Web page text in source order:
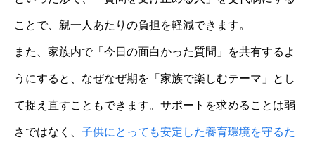
ことで、親一人あたりの負担を軽減できます。
また、家族内で「今日の面白かった質問」を共有するよ
うにすると、なぜなぜ期を「家族で楽しむテーマ」とし
て捉え直すこともできます。サポートを求めることは弱
さではなく、 子供にとっても安定した養育環境を守るた